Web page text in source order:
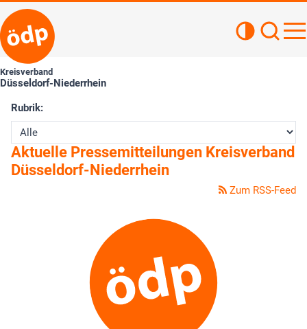
Kreisverband
Düsseldorf-Niederrhein
Rubrik:
Aktuelle Pressemitteilungen Kreisverband
Düsseldorf-Niederrhein
Zum RSS-Feed